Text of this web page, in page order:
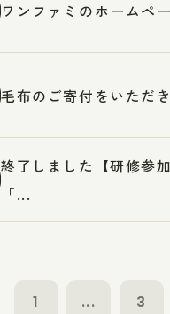
ワンファミのホームペ
毛布のご寄付をいただ
終了しました【研修参
「...
1 ... 3